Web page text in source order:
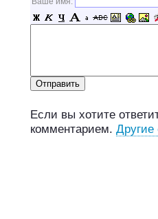
Если вы хотите
комментарием. Другие